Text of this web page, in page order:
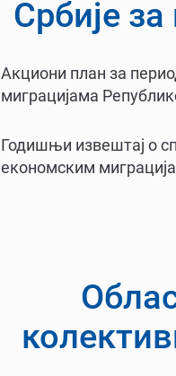
Србије
Акциони план за
миграцијама
Годишњи извештај о
економским